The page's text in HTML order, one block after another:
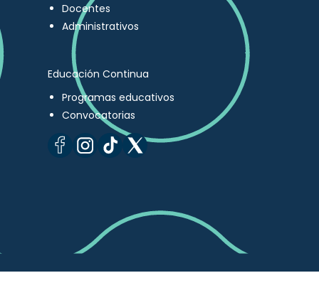
Docentes
Administrativos
Educación Continua
Programas educativos
Convocatorias